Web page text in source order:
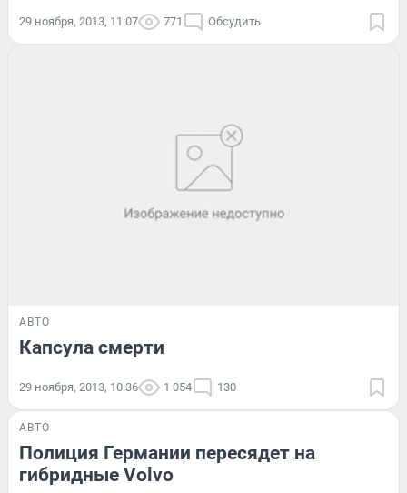
29 ноября, 2013, 11:07 771 Обсудить
АВТО
Капсула смерти
29 ноября, 2013, 10:36 1 054 130
АВТО
Полиция Германии пересядет на
гибридные Volvo